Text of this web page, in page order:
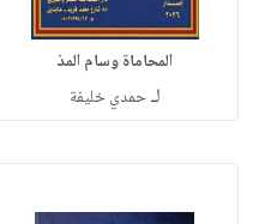
المحاماة وسام المذ
لـحمدي خليفة